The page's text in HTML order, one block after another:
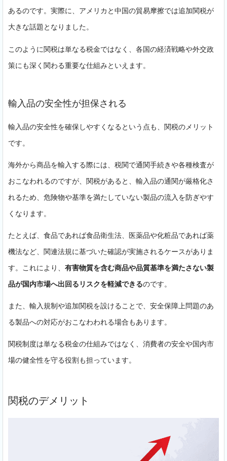
あるのです。実際に、アメリカと中国の貿易摩擦では追加関税が
大きな話題となりました。
このように関税は単なる税金ではなく、各国の経済戦略や外交政
策にも深く関わる重要な仕組みといえます。
輸入品の安全性が担保される
輸入品の安全性を確保しやすくなるという点も、関税のメリット
です。
海外から商品を輸入する際には、税関で通関手続きや各種検査が
おこなわれるのですが、関税があると、輸入品の通関が厳格化さ
れるため、危険物や基準を満たしていない製品の流入を防ぎやす
くなります。
たとえば、食品であれば食品衛生法、医薬品や化粧品であれば薬
機法など、関連法規に基づいた確認が実施されるケースがありま
す。これにより、 有害物質を含む商品や品質基準を満たさない製
品が国内市場へ出回るリスクを軽減できるのです。
また、輸入規制や追加関税を設けることで、安全保障上問題のあ
る製品への対応がおこなわわれる場合もあります。
関税制度は単なる税金の仕組みではなく、消費者の安全や国内市
場の健全性を守る役割も担っています。
関税のデメリット
無料相談・資料請求